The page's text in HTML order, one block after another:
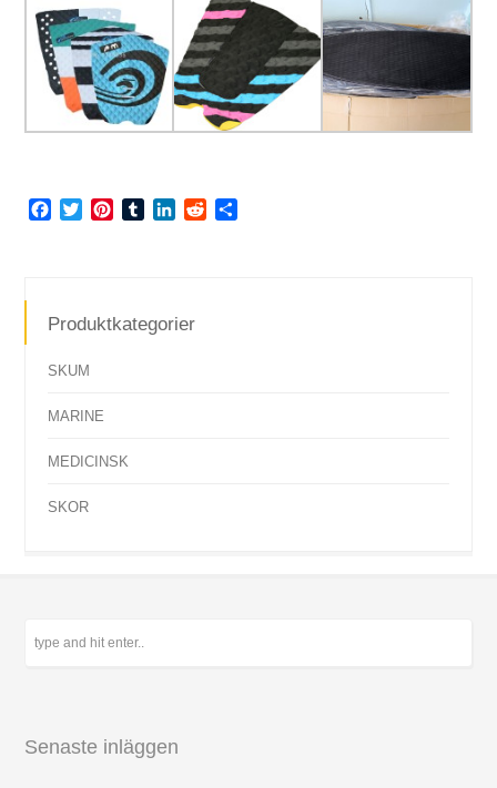
Facebook
TwitterPinterestTumblrLinkedInReddit
Produktkategorier
SKUM
MARINE
MEDICINSK
SKOR
Senaste inläggen